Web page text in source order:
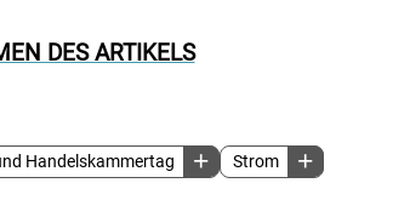
DES ARTIKELS
Handelskammertag Strom